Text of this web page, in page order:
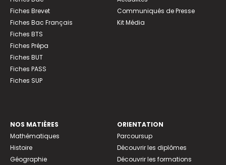
Fiches Brevet
Fiches Bac Français
Fiches BTS
Fiches Prépa
Fiches BUT
Fiches PASS
Fiches SUP
Communiqués de Presse
Kit Média
NOS MATIÈRES
Mathématiques
Histoire
Géographie
ORIENTATION
Parcoursup
Découvrir les diplômes
Découvrir les formations